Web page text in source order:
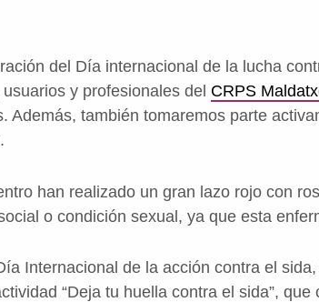
del Día internacional de la lucha
y profesionales del CRPS
Además, también tomaremos parte
han realizado un gran lazo rojo con
o condición sexual, ya que esta
Internacional de la acción contra el
“Deja tu huella contra el sida”,